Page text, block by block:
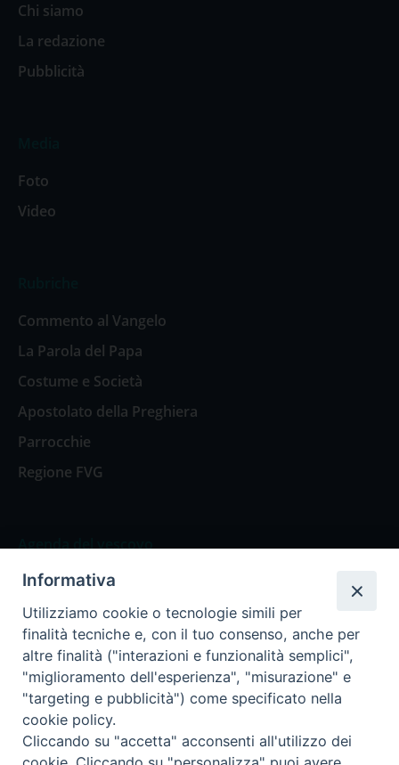
Chi siamo
La redazione
Pubblicità
Foto
Video
Commento al Vangelo
La Parola del Papa
Costume e Società
Apostolato della Preghiera
Parrocchie
Regione FVG
Agenda del vescovo
Agenda del vescovo
Privacy Policy Trasparenza
Termini e Condizioni
Informativa
Utilizziamo cookie o tecnologie simili per
finalità tecniche e, con il tuo consenso, anche per
altre finalità ("interazioni e funzionalità semplici",
"miglioramento dell'esperienza", "misurazione" e
"targeting e pubblicità") come specificato nella
cookie policy.
Cliccando su "accetta" acconsenti all'utilizzo dei